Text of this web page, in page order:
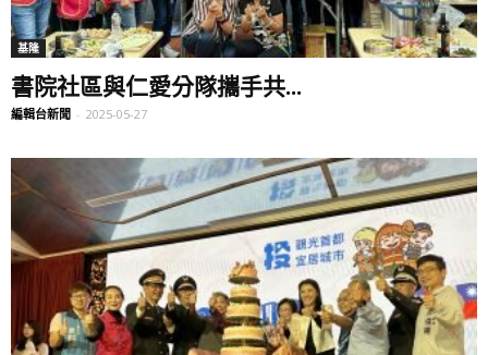
基隆
書院社區與仁愛分隊攜手共...
編輯台新聞 - 2025-05-27